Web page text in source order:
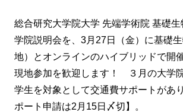
総合研究大学院大学 先端学術院 基礎
学院説明会を、3月27日（金）に基礎
地）とオンラインのハイブリッドで開
現地参加を歓迎します！ ３月の大学院
学生を対象として交通費サポートがあ
ポート申請は2月15日〆切】。